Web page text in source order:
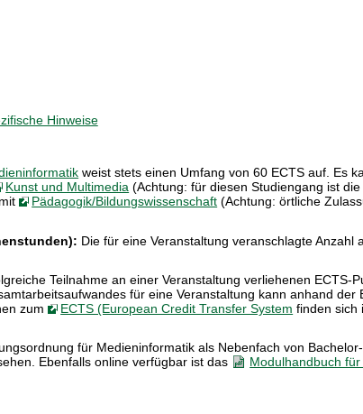
Hinweise
weist stets einen Umfang von 60 ECTS auf. Es
Kunst und Multimedia (Achtung: für diesen Studiengang ist
Pädagogik/Bildungswissenschaft (Achtung: örtliche
Die für eine Veranstaltung veranschlagte Anzahl
Teilnahme an einer Veranstaltung verliehenen ECTS-
für eine Veranstaltung kann anhand der
zum
ECTS (European Credit Transfer System finden
für Medieninformatik als Nebenfach von
Ebenfalls online verfügbar ist das
Modulhandbuch